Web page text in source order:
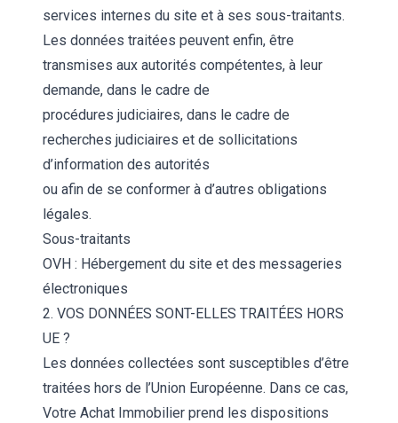
services internes du site et à ses sous-traitants.
Les données traitées peuvent enfin, être
transmises aux autorités compétentes, à leur
demande, dans le cadre de
procédures judiciaires, dans le cadre de
recherches judiciaires et de sollicitations
d’information des autorités
ou afin de se conformer à d’autres obligations
légales.
Sous-traitants
OVH : Hébergement du site et des messageries
électroniques
2. VOS DONNÉES SONT-ELLES TRAITÉES HORS
UE ?
Les données collectées sont susceptibles d’être
traitées hors de l’Union Européenne. Dans ce cas,
Votre Achat Immobilier prend les dispositions